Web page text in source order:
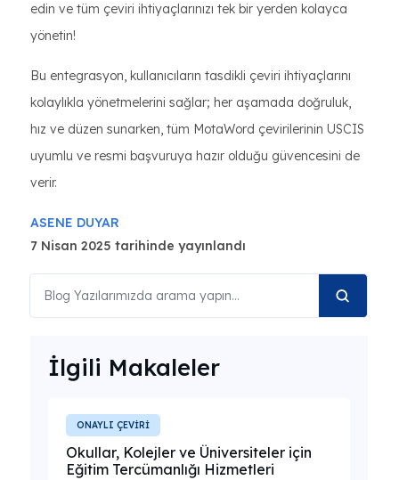
edin ve tüm çeviri ihtiyaçlarınızı tek bir yerden kolayca
yönetin!
Bu entegrasyon, kullanıcıların tasdikli çeviri ihtiyaçlarını
kolaylıkla yönetmelerini sağlar; her aşamada doğruluk,
hız ve düzen sunarken, tüm MotaWord çevirilerinin USCIS
uyumlu ve resmi başvuruya hazır olduğu güvencesini de
verir.
ASENE DUYAR
7 Nisan 2025 tarihinde yayınlandı
İlgili Makaleler
ONAYLI ÇEVİRİ
Okullar, Kolejler ve Üniversiteler için
Eğitim Tercümanlığı Hizmetleri